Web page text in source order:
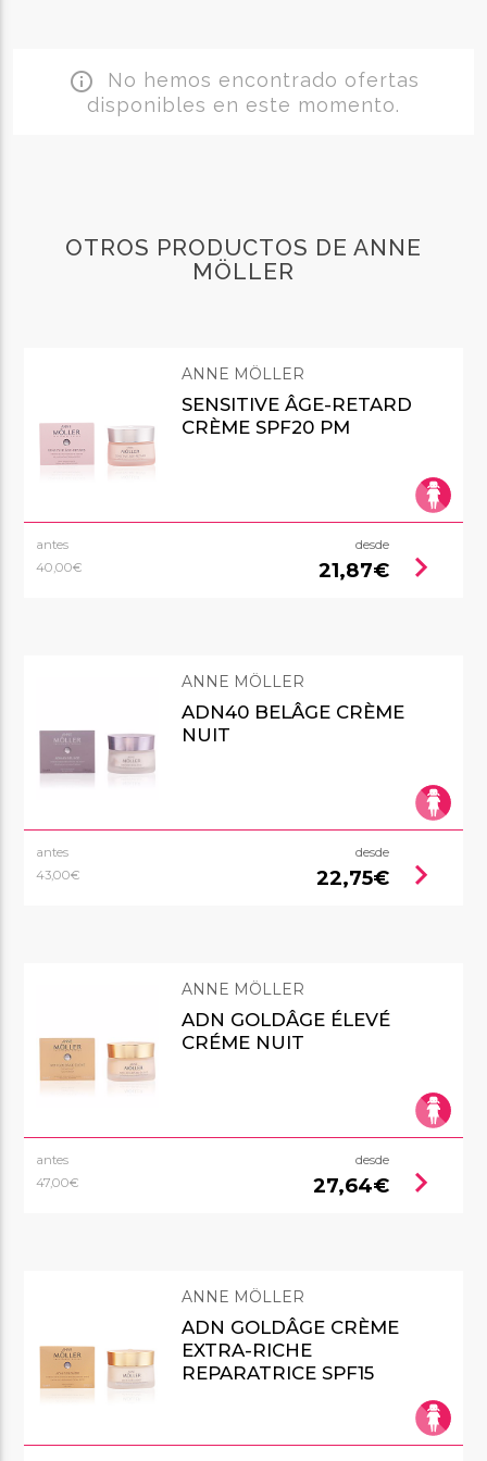
info_outline No hemos encontrado ofertas
disponibles en este momento.
OTROS PRODUCTOS DE ANNE
MÖLLER
ANNE MÖLLER
SENSITIVE ÂGE-RETARD
CRÈME SPF20 PM
antes
40,00€
desde
21,87€ chevron_right
ANNE MÖLLER
ADN40 BELÂGE CRÈME
NUIT
antes
43,00€
desde
22,75€ chevron_right
ANNE MÖLLER
ADN GOLDÂGE ÉLEVÉ
CRÉME NUIT
antes
47,00€
desde
27,64€ chevron_right
ANNE MÖLLER
ADN GOLDÂGE CRÈME
EXTRA-RICHE
REPARATRICE SPF15